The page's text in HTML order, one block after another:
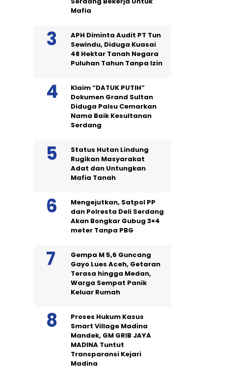
Mafia
APH Diminta Audit PT Tun
Sewindu, Diduga Kuasai
48 Hektar Tanah Negara
Puluhan Tahun Tanpa Izin
Klaim “DATUK PUTIH”
Dokumen Grand Sultan
Diduga Palsu Cemarkan
Nama Baik Kesultanan
Serdang
Status Hutan Lindung
Rugikan Masyarakat
Adat dan Untungkan
Mafia Tanah
Mengejutkan, Satpol PP
dan Polresta Deli Serdang
Akan Bongkar Gubug 3×4
meter Tanpa PBG
Gempa M 5,6 Guncang
Gayo Lues Aceh, Getaran
Terasa hingga Medan,
Warga Sempat Panik
Keluar Rumah
Proses Hukum Kasus
Smart Village Madina
Mandek, GM GRIB JAYA
MADINA Tuntut
Transparansi Kejari
Madina